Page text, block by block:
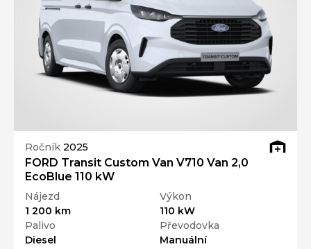
Ročník 2025
FORD Transit Custom Van V710 Van 2,0
EcoBlue 110 kW
Nájezd
1 200 km
Výkon
110 kW
Palivo
Diesel
Převodovka
Manuální